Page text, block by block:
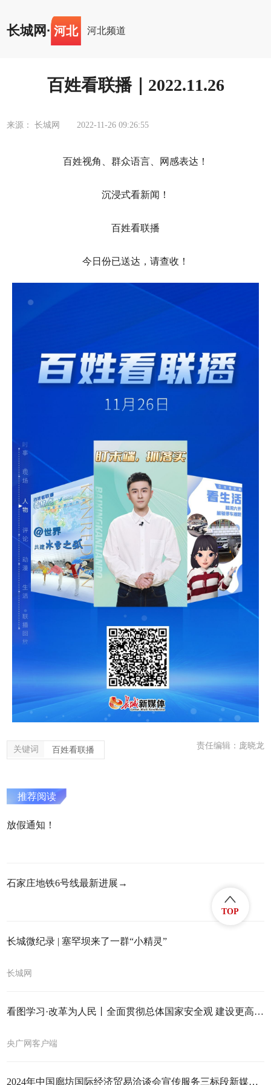
长城网 · 河北 河北频道
百姓看联播｜2022.11.26
来源： 长城网 2022-11-26 09:26:55
百姓视角、群众语言、网感表达！
沉浸式看新闻！
百姓看联播
今日份已送达，请查收！
关键词 百姓看联播 责任编辑：庞晓龙
推荐阅读
放假通知！
石家庄地铁6号线最新进展→
长城微纪录 | 塞罕坝来了一群“小精灵”
长城网
看图学习·改革为人民丨全面贯彻总体国家安全观 建设更高水平平安中国
央广网客户端
2024年中国廊坊国际经济贸易洽谈会宣传服务三标段新媒体宣传项目成交结果公告
TOP